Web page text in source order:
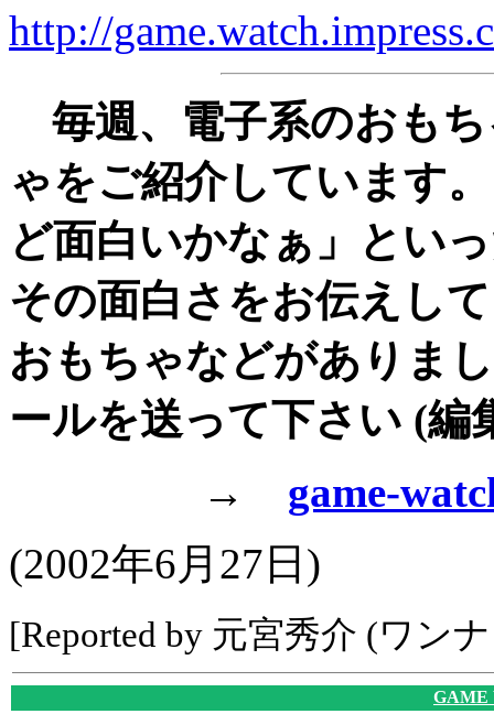
http://
毎週、電子系のおも
ゃをご紹介しています
ど面白いかなぁ」とい
その面白さをお伝えし
おもちゃなどがありま
ールを送って下さい (編
→ game-
(2002年6月27日)
[Reported by 元宮秀介 (ワン
GAME